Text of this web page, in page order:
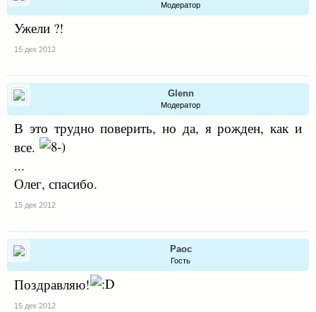
Модератор
Ужели ?!
15 дек 2012
Glenn
Модератор
В это трудно поверить, но да, я рожден, как и
все.
...
Олег, спасибо.
15 дек 2012
Раос
Гость
Поздравляю!
15 дек 2012